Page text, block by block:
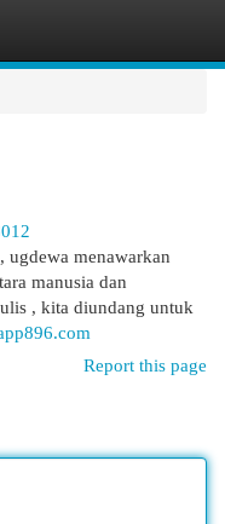
ugdewa menawarkan
manusia dan
, kita diundang untuk
Report this page